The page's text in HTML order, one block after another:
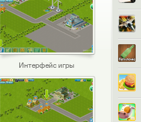
Интерфейс игры